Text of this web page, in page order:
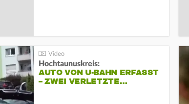
Hochtaunuskreis:
AUTO VON U-BAHN ERFASST
– ZWEI VERLETZTE…